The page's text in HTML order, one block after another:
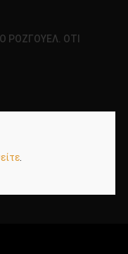
ΡΟΖΓΟΥΕΛ. ΟΤΙ
.